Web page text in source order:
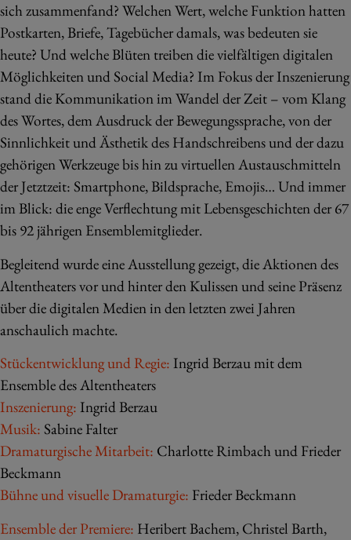
sich zusammenfand? Welchen Wert, welche Funktion hatten
Postkarten, Briefe, Tagebücher damals, was bedeuten sie
heute? Und welche Blüten treiben die vielfältigen digitalen
Möglichkeiten und Social Media? Im Fokus der Inszenierung
stand die Kommunikation im Wandel der Zeit – vom Klang
des Wortes, dem Ausdruck der Bewegungssprache, von der
Sinnlichkeit und Ästhetik des Handschreibens und der dazu
gehörigen Werkzeuge bis hin zu virtuellen Austauschmitteln
der Jetztzeit: Smartphone, Bildsprache, Emojis… Und immer
im Blick: die enge Verflechtung mit Lebensgeschichten der 67
bis 92 jährigen Ensemblemitglieder.
Begleitend wurde eine Ausstellung gezeigt, die Aktionen des
Altentheaters vor und hinter den Kulissen und seine Präsenz
über die digitalen Medien in den letzten zwei Jahren
anschaulich machte.
Stückentwicklung und Regie: Ingrid Berzau mit dem
Ensemble des Altentheaters
Inszenierung: Ingrid Berzau
Musik: Sabine Falter
Dramaturgische Mitarbeit: Charlotte Rimbach und Frieder
Beckmann
Bühne und visuelle Dramaturgie: Frieder Beckmann
Ensemble der Premiere: Heribert Bachem, Christel Barth,